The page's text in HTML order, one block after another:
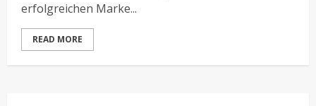
erfolgreichen Marke...
READ MORE